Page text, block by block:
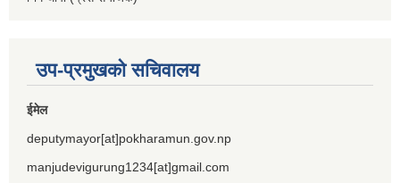
उप-प्रमुखको सचिवालय
ईमेल
deputymayor[at]pokharamun.gov.np
manjudevigurung1234[at]gmail.com